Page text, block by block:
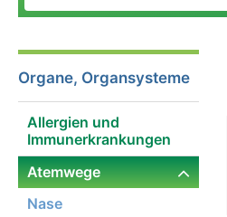
Organe, Organsysteme
Allergien und
Immunerkrankungen
Atemwege
Nase